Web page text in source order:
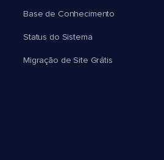
Base de Conhecimento
Status do Sistema
Migração de Site Grátis